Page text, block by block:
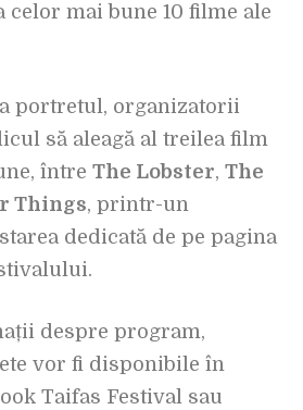
mai bune 10 filme ale
portretul, organizatorii
să aleagă al treilea film
între The Lobster, The
Things, printr-un
dedicată de pe pagina
despre program,
vor fi disponibile în
Taifas Festival sau